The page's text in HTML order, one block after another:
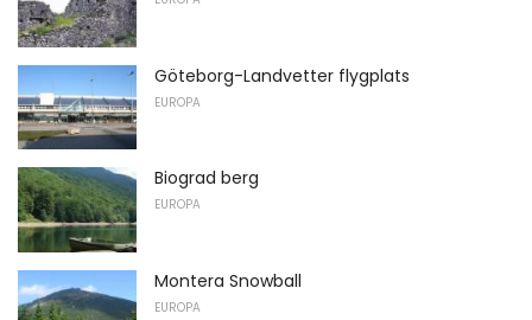
Göteborg-Landvetter flygplats
EUROPA
Biograd berg
EUROPA
Montera Snowball
EUROPA